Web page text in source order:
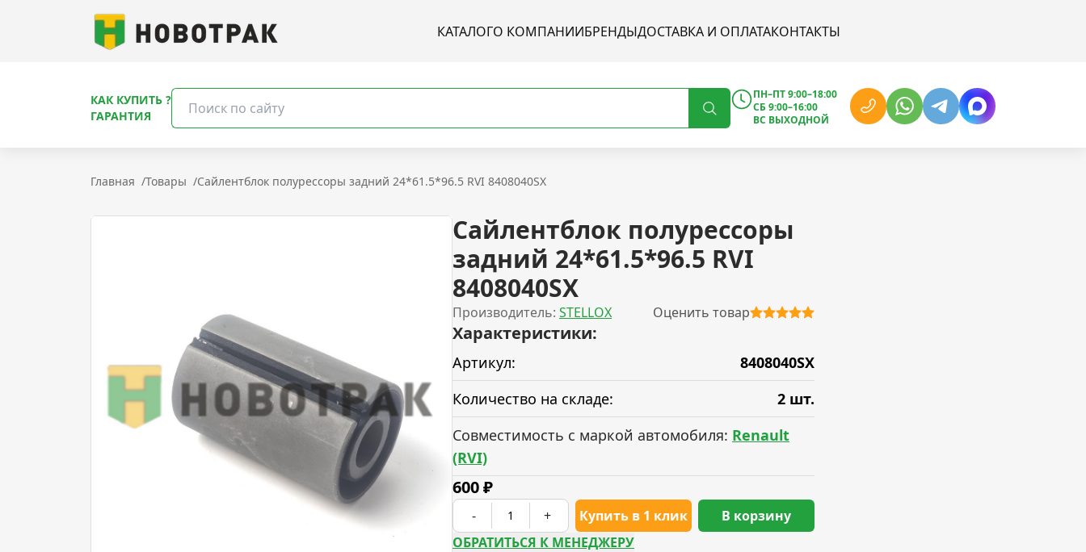
КАТАЛОГО КОМПАНИИБРЕНДЫДОСТАВКА И ОПЛАТАКОНТАКТЫ
КАК КУПИТЬ ?
ГАРАНТИЯ
ПН–ПТ 9:00–18:00
СБ 9:00–16:00
ВС ВЫХОДНОЙ
Главная /Товары /Сайлентблок полурессоры задний 24*61.5*96.5 RVI 8408040SX
Сайлентблок полурессоры
задний 24*61.5*96.5 RVI
8408040SX
Производитель: STELLOX Оценить товар
Характеристики:
Артикул:
8408040SX
Количество на складе:
2 шт.
Совместимость с маркой автомобиля: Renault
(RVI)
600₽
- + Купить в 1 клик
В корзину
ОБРАТИТЬСЯ К МЕНЕДЖЕРУ